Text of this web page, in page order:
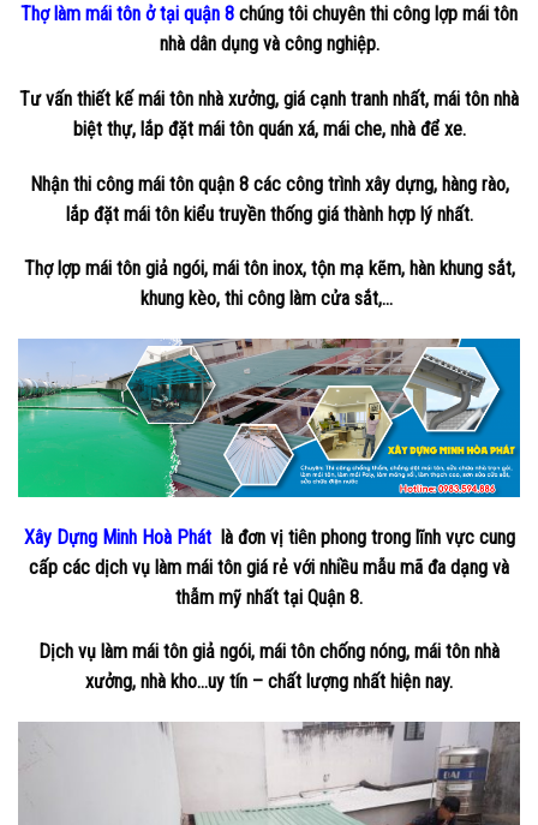
Thợ làm mái tôn ở tại quận 8 chúng tôi chuyên thi công lợp mái tôn
nhà dân dụng và công nghiệp.
Tư vấn thiết kế mái tôn nhà xưởng, giá cạnh tranh nhất, mái tôn nhà
biệt thự, lắp đặt mái tôn quán xá, mái che, nhà để xe.
Nhận thi công mái tôn quận 8 các công trình xây dựng, hàng rào,
lắp đặt mái tôn kiểu truyền thống giá thành hợp lý nhất.
Thợ lợp mái tôn giả ngói, mái tôn inox, tộn mạ kẽm, hàn khung sắt,
khung kèo, thi công làm cửa sắt,…
Xây Dựng Minh Hoà Phát là đơn vị tiên phong trong lĩnh vực cung
cấp các dịch vụ làm mái tôn giá rẻ với nhiều mẫu mã đa dạng và
thẫm mỹ nhất tại Quận 8.
Dịch vụ làm mái tôn giả ngói, mái tôn chống nóng, mái tôn nhà
xưởng, nhà kho…uy tín – chất lượng nhất hiện nay.